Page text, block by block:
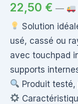
22,50 € —
Solution
usé, cassé ou
avec touchpad
supports
Produit